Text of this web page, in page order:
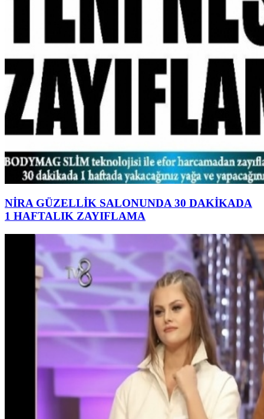
NİRA GÜZELLİK SALONUNDA 30 DAKİKADA
1 HAFTALIK ZAYIFLAMA